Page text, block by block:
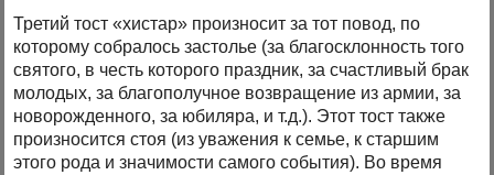
Третий тост «хистар» произносит за тот повод, по
которому собралось застолье (за благосклонность того
святого, в честь которого праздник, за счастливый брак
молодых, за благополучное возвращение из армии, за
новорожденного, за юбиляра, и т.д.). Этот тост также
произносится стоя (из уважения к семье, к старшим
этого рода и значимости самого события). Во время